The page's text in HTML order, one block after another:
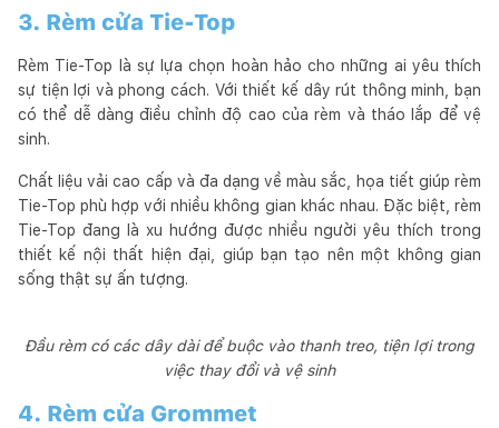
3. Rèm cửa Tie-Top
Rèm Tie-Top là sự lựa chọn hoàn hảo cho những ai yêu thích
sự tiện lợi và phong cách. Với thiết kế dây rút thông minh, bạn
có thể dễ dàng điều chỉnh độ cao của rèm và tháo lắp để vệ
sinh.
Chất liệu vải cao cấp và đa dạng về màu sắc, họa tiết giúp rèm
Tie-Top phù hợp với nhiều không gian khác nhau. Đặc biệt, rèm
Tie-Top đang là xu hướng được nhiều người yêu thích trong
thiết kế nội thất hiện đại, giúp bạn tạo nên một không gian
sống thật sự ấn tượng.
Đầu rèm có các dây dài để buộc vào thanh treo, tiện lợi trong
việc thay đổi và vệ sinh
4. Rèm cửa Grommet